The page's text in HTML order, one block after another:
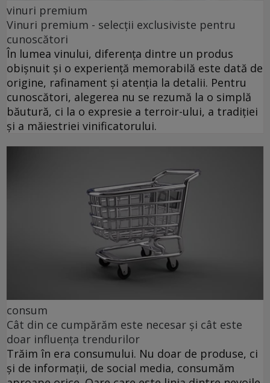
vinuri premium
Vinuri premium - selecții exclusiviste pentru
cunoscători
În lumea vinului, diferența dintre un produs
obișnuit și o experiență memorabilă este dată de
origine, rafinament și atenția la detalii. Pentru
cunoscători, alegerea nu se rezumă la o simplă
băutură, ci la o expresie a terroir-ului, a tradiției
și a măiestriei vinificatorului.
consum
Cât din ce cumpărăm este necesar și cât este
doar influența trendurilor
Trăim în era consumului. Nu doar de produse, ci
și de informații, de social media, consumăm